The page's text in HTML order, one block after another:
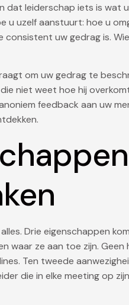
dat leiderschap iets is wat
u uzelf aanstuurt: hoe u
uw gedrag is.
om uw gedrag te
niet weet hoe hij
feedback aan uw
Drie eigenschappen
waar ze aan toe zijn. Geen
Ten tweede
die in elke meeting op